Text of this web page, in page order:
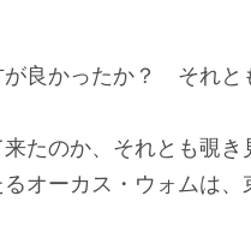
が良かったか？ それと
たのか、それとも覗き
オーカス・ウォムは、